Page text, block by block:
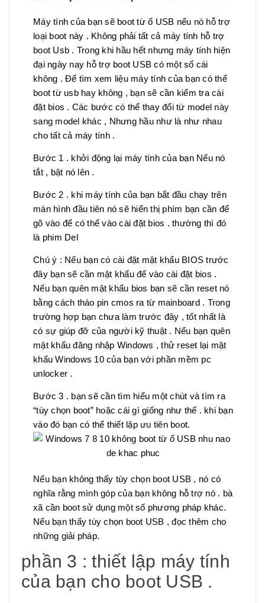
Máy tính của bạn sẽ boot từ ổ USB nếu nó hỗ trợ
loại boot này . Không phải tất cả máy tính hỗ trợ
boot Usb . Trong khi hầu hết nhưng máy tính hiện
đại ngày nay hỗ trợ boot USB có một số cái
không . Để tìm xem liệu máy tính của bạn có thể
boot từ usb hay không , bạn sẽ cần kiểm tra cài
đặt bios . Các bước có thể thay đổi từ model này
sang model khác , Nhưng hầu như là như nhau
cho tất cả máy tính .
Bước 1 . khởi động lại máy tính của bạn Nếu nó
tắt , bật nó lên .
Bước 2 . khi máy tính của bạn bắt đầu chạy trên
màn hình đầu tiên nó sẽ hiển thị phím bạn cần để
gõ vào để có thể vào cài đặt bios . thường thì đó
là phim Del
Chú ý : Nếu bạn có cài đặt mật khẩu BIOS trước
đây bạn sẽ cần mật khẩu để vào cài đặt bios .
Nếu bạn quên mật khẩu bios bạn sẽ cần reset nó
bằng cách tháo pin cmos ra từ mainboard . Trong
trường hợp bạn chưa làm trước đây , tốt nhất là
có sự giúp đỡ của người kỹ thuật . Nếu bạn quên
mật khẩu đăng nhập Windows , thử reset lại mật
khẩu Windows 10 của bạn với phần mềm pc
unlocker .
Bước 3 . bạn sẽ cần tìm hiểu một chút và tìm ra
“tùy chọn boot” hoặc cái gì giống như thế . khi bạn
vào đó bạn có thể thiết lập ưu tiên boot.
Nếu bạn không thấy tùy chọn boot USB , nó có
nghĩa rằng mình góp của bạn không hỗ trợ nó . bà
xã cần boot sử dụng một số phương pháp khác.
Nếu bạn thấy tùy chọn boot USB , đọc thêm cho
những giải pháp.
phần 3 : thiết lập máy tính
của bạn cho boot USB .